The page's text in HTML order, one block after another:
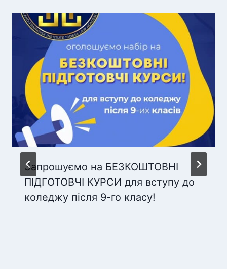
Запрошуємо на БЕЗКОШТОВНІ
ПІДГОТОВЧІ КУРСИ для вступу до
коледжу після 9-го класу!